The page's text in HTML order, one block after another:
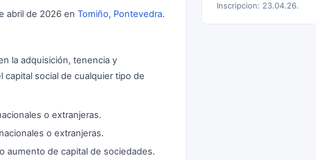
abril de 2026 en Tomiño, Pontevedra.
la adquisición, tenencia y
social de cualquier tipo de
o extranjeras.
o extranjeras.
aumento de capital de sociedades.
Inscripcion: 23.04.26.